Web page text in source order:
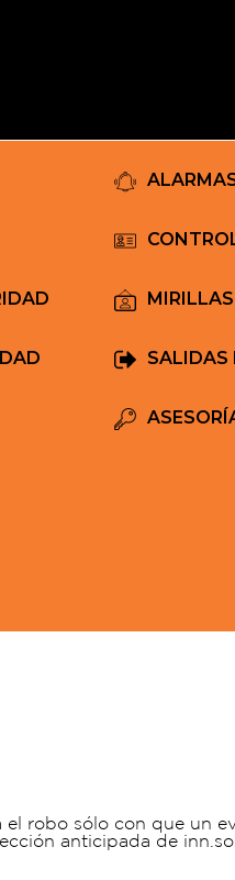
SALIDAS
robo sólo con que un
anticipada de